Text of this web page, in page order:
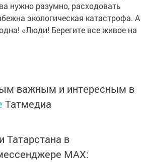
нужно разумно, расходовать
экологическая катастрофа. А
«Люди! Берегите все живое на
важным и интересным в
Татмедиа
Татарстана в
MАХ: